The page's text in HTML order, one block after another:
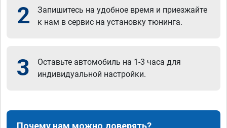
2
Запишитесь на удобное время и приезжайте
к нам в сервис на установку тюнинга.
3
Оставьте автомобиль на 1-3 часа для
индивидуальной настройки.
Почему нам можно доверять?